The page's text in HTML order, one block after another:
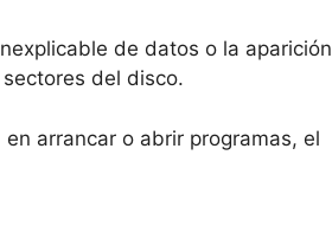
de datos o la aparición
del disco.
arrancar o abrir programas, el